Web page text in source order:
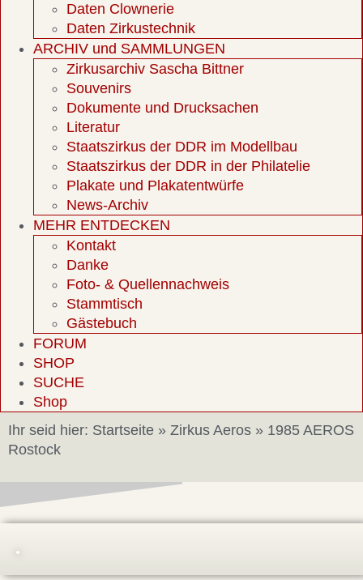
Daten Clownerie
Daten Zirkustechnik
ARCHIV und SAMMLUNGEN
Zirkusarchiv Sascha Bittner
Souvenirs
Dokumente und Drucksachen
Literatur
Staatszirkus der DDR im Modellbau
Staatszirkus der DDR in der Philatelie
Plakate und Plakatentwürfe
News-Archiv
MEHR ENTDECKEN
Kontakt
Danke
Foto- & Quellennachweis
Stammtisch
Gästebuch
FORUM
SHOP
SUCHE
Shop
Ihr seid hier: Startseite » Zirkus Aeros » 1985 AEROS
Rostock